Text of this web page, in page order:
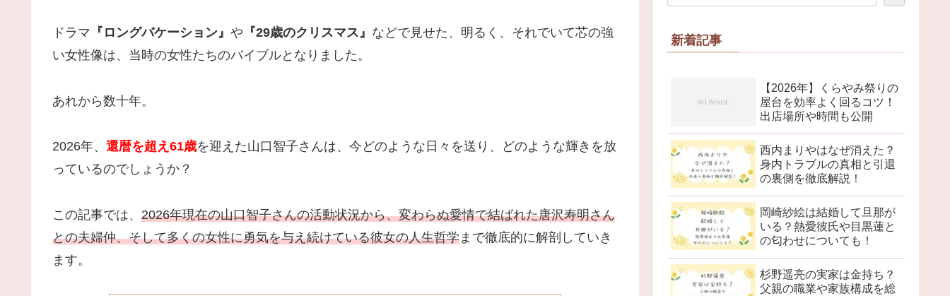
ドラマ 『ロングバケーション』 や 『29歳のクリスマス』 などで見せた、明るく、それでいて芯の強
い女性像は、当時の女性たちのバイブルとなりました。
あれから数十年。
2026年、 還暦を超え61歳を迎えた山口智子さんは、今どのような日々を送り、どのような輝きを放
っているのでしょうか？
この記事では、 2026年現在の山口智子さんの活動状況から、変わらぬ愛情で結ばれた唐沢寿明さん
との夫婦仲、そして多くの女性に勇気を与え続けている彼女の人生哲学 まで徹底的に解剖していき
ます。
新着記事
【2026年】くらやみ祭りの
屋台を効率よく回るコツ！
出店場所や時間も公開
西内まりやはなぜ消えた？
身内トラブルの真相と引退
の裏側を徹底解説！
岡崎紗絵は結婚して旦那が
いる？熱愛彼氏や目黒蓮と
の匂わせについても！
杉野遥亮の実家は金持ち？
父親の職業や家族構成を総